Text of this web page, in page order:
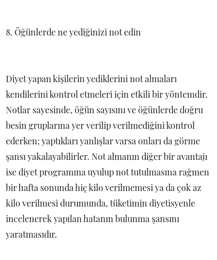
8. Öğünlerde ne yediğinizi not edin
Diyet yapan kişilerin yediklerini not almaları
kendilerini kontrol etmeleri için etkili bir yöntemdir.
Notlar sayesinde, öğün sayısını ve öğünlerde doğru
besin gruplarına yer verilip verilmediğini kontrol
ederken; yaptıkları yanlışlar varsa onları da görme
şansı yakalayabilirler. Not almanın diğer bir avantajı
ise diyet programına uyulup not tutulmasına rağmen
bir hafta sonunda hiç kilo verilmemesi ya da çok az
kilo verilmesi durumunda, tüketimin diyetisyenle
incelenerek yapılan hatanın bulunma şansını
yaratmasıdır.